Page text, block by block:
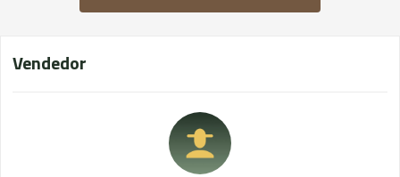
Vendedor